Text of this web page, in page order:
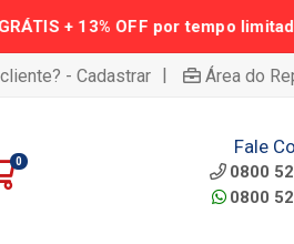
- Cadastrar | Área do
0
Fale
0800
0800